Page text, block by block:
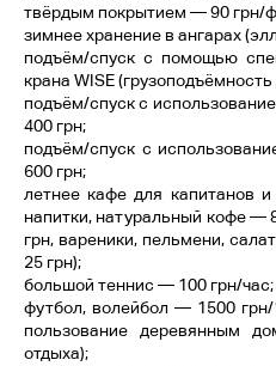
твёрдым покрытием — 90 грн/
зимнее хранение в ангарах
подъём/спуск с помощью
крана WISE
подъём/спуск с
400 грн;
подъём/спуск с
600 грн;
летнее кафе для капитанов
напитки, натуральный кофе —
грн, вареники, пельмени,
25 грн);
большой теннис — 100 грн/час;
футбол, волейбол — 1500 грн/
пользование деревянным
отдыха);